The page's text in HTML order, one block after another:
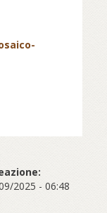
2025 - 06:48